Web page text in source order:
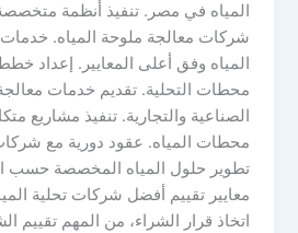
المياه في مصر. تنفيذ أنظمة
شركات معالجة ملوحة المياه.
المياه وفق أعلى المعايير. إعداد
محطات التحلية. تقديم خدمات
الصناعية والتجارية. تنفيذ مشاريع
محطات المياه. عقود دورية مع
تطوير حلول المياه المخصصة حسب
معايير تقييم أفضل شركات تحلية
اتخاذ قرار الشراء، من المهم